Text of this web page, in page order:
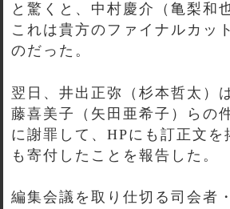
と驚くと、中村慶介（亀梨和
これは貴方のファイナルカッ
のだった。
翌日、井出正弥（杉本哲太）
藤喜美子（矢田亜希子）らの
に謝罪して、HPにも訂正文を
も寄付したことを報告した。
編集会議を取り仕切る司会者